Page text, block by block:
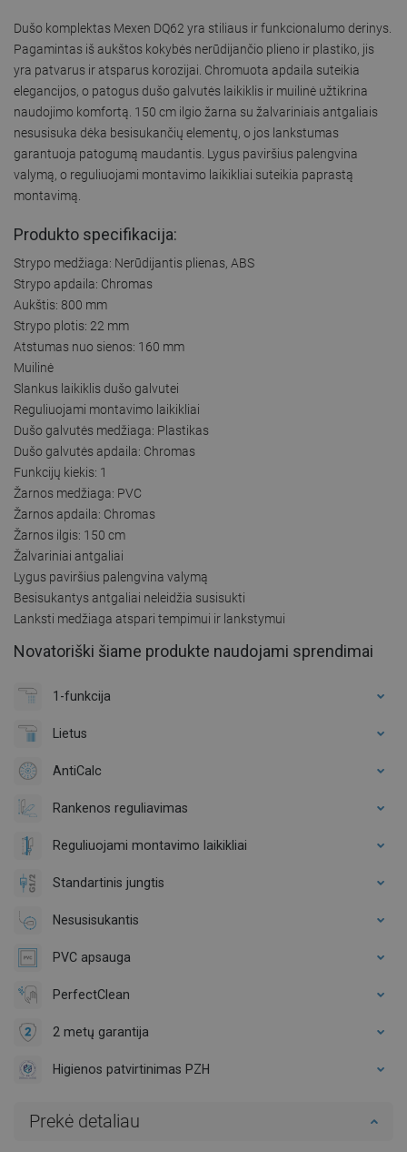
Dušo komplektas Mexen DQ62 yra stiliaus ir funkcionalumo derinys.
Pagamintas iš aukštos kokybės nerūdijančio plieno ir plastiko, jis
yra patvarus ir atsparus korozijai. Chromuota apdaila suteikia
elegancijos, o patogus dušo galvutės laikiklis ir muilinė užtikrina
naudojimo komfortą. 150 cm ilgio žarna su žalvariniais antgaliais
nesusisuka dėka besisukančių elementų, o jos lankstumas
garantuoja patogumą maudantis. Lygus paviršius palengvina
valymą, o reguliuojami montavimo laikikliai suteikia paprastą
montavimą.
Produkto specifikacija:
Strypo medžiaga: Nerūdijantis plienas, ABS
Strypo apdaila: Chromas
Aukštis: 800 mm
Strypo plotis: 22 mm
Atstumas nuo sienos: 160 mm
Muilinė
Slankus laikiklis dušo galvutei
Reguliuojami montavimo laikikliai
Dušo galvutės medžiaga: Plastikas
Dušo galvutės apdaila: Chromas
Funkcijų kiekis: 1
Žarnos medžiaga: PVC
Žarnos apdaila: Chromas
Žarnos ilgis: 150 cm
Žalvariniai antgaliai
Lygus paviršius palengvina valymą
Besisukantys antgaliai neleidžia susisukti
Lanksti medžiaga atspari tempimui ir lankstymui
Novatoriški šiame produkte naudojami sprendimai
1-funkcija
Lietus
AntiCalc
Rankenos reguliavimas
Reguliuojami montavimo laikikliai
Standartinis jungtis
Nesusisukantis
PVC apsauga
PerfectClean
2 metų garantija
Higienos patvirtinimas PZH
Prekė detaliau